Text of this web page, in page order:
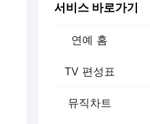
서비스 바로가기
연예 홈
TV 편성표
뮤직차트